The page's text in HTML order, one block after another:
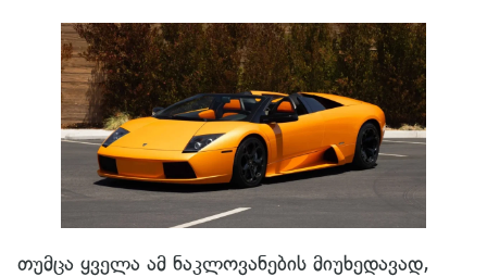
თუმცა ყველა ამ ნაკლოვანების მიუხედავად,